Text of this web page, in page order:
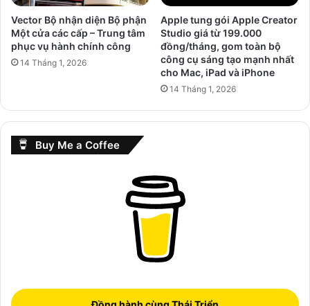
Vector Bộ nhận diện Bộ phận
Một cửa các cấp – Trung tâm
phục vụ hành chính công
14 Tháng 1, 2026
Apple tung gói Apple Creator
Studio giá từ 199.000
đồng/tháng, gom toàn bộ
công cụ sáng tạo mạnh nhất
cho Mac, iPad và iPhone
14 Tháng 1, 2026
Buy Me a Coffee